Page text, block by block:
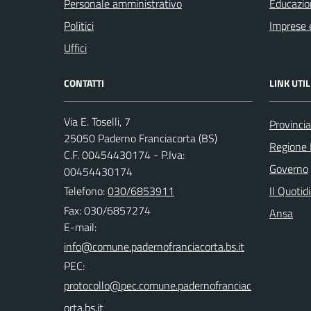
Personale amministrativo
Politici
Uffici
Imprese
CONTATTI
Via E. Toselli, 7
25050 Paderno Franciacorta (BS)
C.F. 00454430174 - P.Iva:
00454430174
Telefono:030/6853911
Fax: 030/6857274
E-mail:
PEC:
LINK
Regione
Governo
Il
Ansa